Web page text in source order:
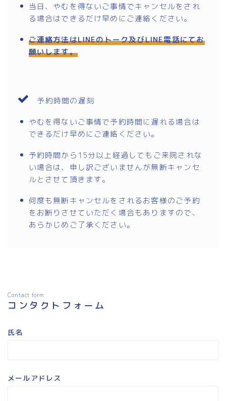
当日、やむを得ないご事情でキャンセルをされ
る場合はできるだけ早めにご連絡ください。
ご連絡方法はLINEのトーク及びLINE電話にてお
願いします。
予約時間の遅刻
やむを得ないご事情で予約時間に遅れる場合は
できるだけ早めにご連絡ください。
予約時間から15分以上経過してもご来院されな
い場合は、申し訳ございませんが無断キャンセ
ルとさせて頂きます。
何度も無断キャンセルをされるお客様のご予約
をお断りさせていただく場合もありますので、
あらかじめご了承ください。
Contact form
コンタクトフォーム
氏名
メールアドレス